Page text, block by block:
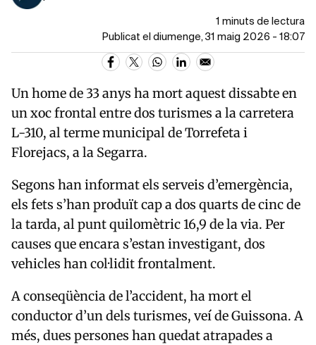
1 minuts de lectura
Publicat el diumenge, 31 maig 2026 - 18:07
Un home de 33 anys ha mort aquest dissabte en
un xoc frontal entre dos turismes a la carretera
L-310, al terme municipal de Torrefeta i
Florejacs, a la Segarra.
Segons han informat els serveis d’emergència,
els fets s’han produït cap a dos quarts de cinc de
la tarda, al punt quilomètric 16,9 de la via. Per
causes que encara s’estan investigant, dos
vehicles han col·lidit frontalment.
A conseqüència de l’accident, ha mort el
conductor d’un dels turismes, veí de Guissona. A
més, dues persones han quedat atrapades a